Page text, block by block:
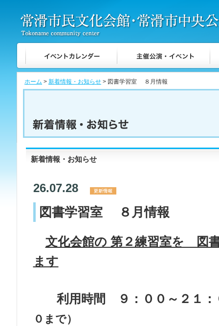
ホーム > 新着情報・お知らせ > 図書学習室 ８月情報
新着情報・お知らせ
26.07.28
図書学習室 ８月情報
文化会館の 第２練習室を 図
ます
利用時間 ９：００～２１：
０まで）